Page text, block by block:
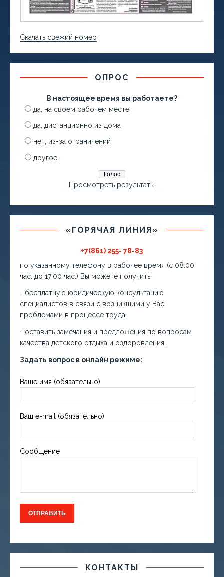
Скачать свежий номер
ОПРОС
В настоящее время вы работаете?
да, на своем рабочем месте
да, дистанционно из дома
нет, из-за ограничений
другое
Просмотреть результаты
«ГОРЯЧАЯ ЛИНИЯ»
+7(861) 255- 78-83
по указанному телефону в рабочее время (с 08:00
час. до 17:00 час.) Вы можете получить:
- бесплатную юридическую консультацию
специалистов в связи с возникшими у Вас
проблемами в процессе труда;
- оставить замечания и предложения по вопросам
качества детского отдыха и оздоровления.
Задать вопрос в онлайн режиме:
Ваше имя (обязательно)
Ваш e-mail (обязательно)
Сообщение
КОНТАКТЫ